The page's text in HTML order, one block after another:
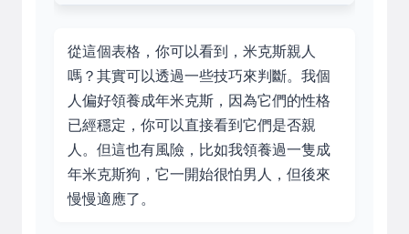
從這個表格，你可以看到，米克斯親人
嗎？其實可以透過一些技巧來判斷。我個
人偏好領養成年米克斯，因為它們的性格
已經穩定，你可以直接看到它們是否親
人。但這也有風險，比如我領養過一隻成
年米克斯狗，它一開始很怕男人，但後來
慢慢適應了。